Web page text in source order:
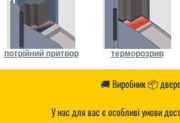
потрійний притвор терморозрив
🚚 Виробник 📦
У нас для вас є особливі умови